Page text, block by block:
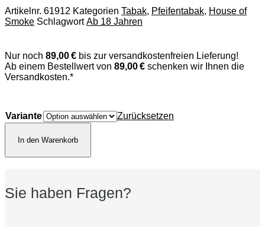
Artikelnr. 61912 Kategorien Tabak, Pfeifentabak, House of
Smoke Schlagwort Ab 18 Jahren
Nur noch 89,00 € bis zur versandkostenfreien Lieferung!
Ab einem Bestellwert von 89,00 € schenken wir Ihnen die
Versandkosten.*
Variante
Zurücksetzen
House
No
Virginia
Menge
In den Warenkorb
Sie haben Fragen?